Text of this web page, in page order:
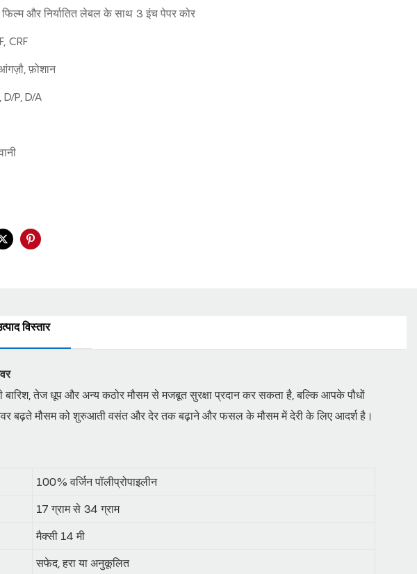
फिल्म और निर्यातित लेबल के साथ 3 इंच पेपर कोर
CRF
फ़ोशान
D/P, D/A
विस्तार
बारिश, तेज धूप और अन्य कठोर मौसम से मजबूत सुरक्षा प्रदान कर सकता है, बल्कि आपके पौधों
बढ़ते मौसम को शुरुआती वसंत और देर तक बढ़ाने और फसल के मौसम में देरी के लिए आदर्श है।
100% वर्जिन पॉलीप्रोपाइलीन
17 ग्राम से 34 ग्राम
मैक्सी 14 मी
सफेद, हरा या अनुकूलित